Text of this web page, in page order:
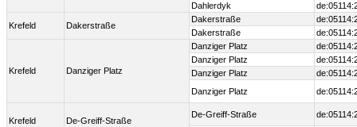
Dahlerdyk
Krefeld Dakerstraße
Dakerstraße
Dakerstraße
Krefeld Danziger Platz
Danziger Platz
Danziger Platz
Danziger Platz
Danziger Platz
Krefeld De-Greiff-Straße
De-Greiff-Straße